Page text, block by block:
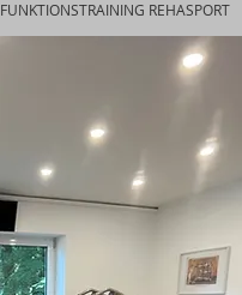
FUNKTIONSTRAINING REHASPORT